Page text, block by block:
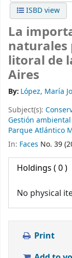
ISBD view
La
naturales
litoral de
Aires
By: López, María
Subject(s):
Gestión ambiental
Parque Atlántico
In: Faces No. 39
Holdings ( 0 )
No physical
Print